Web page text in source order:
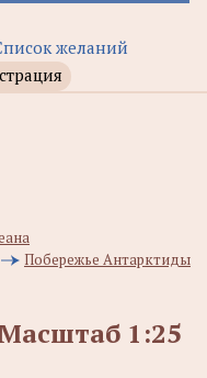
желаний
Побережье Антарктиды
1:25